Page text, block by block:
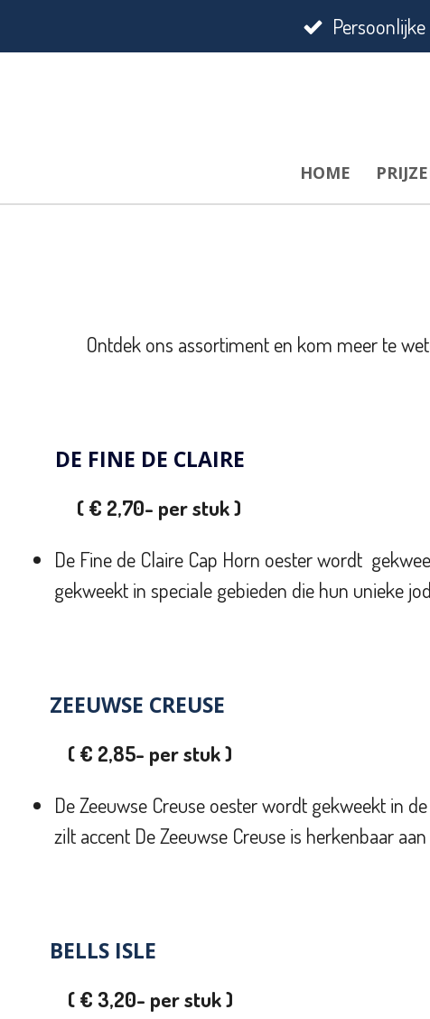
direct
HOME
Ontdek ons assortiment en kom meer te
DE FINE DE CLAIRE
( € 2,70- per stuk )
De Fine de Claire Cap Horn oester wordt
gekweekt in speciale gebieden die hun unieke
ZEEUWSE CREUSE
( € 2,85- per stuk )
De Zeeuwse Creuse oester wordt gekweekt in de
zilt accent De Zeeuwse Creuse is herkenbaar
BELLS ISLE
( € 3,20- per stuk )